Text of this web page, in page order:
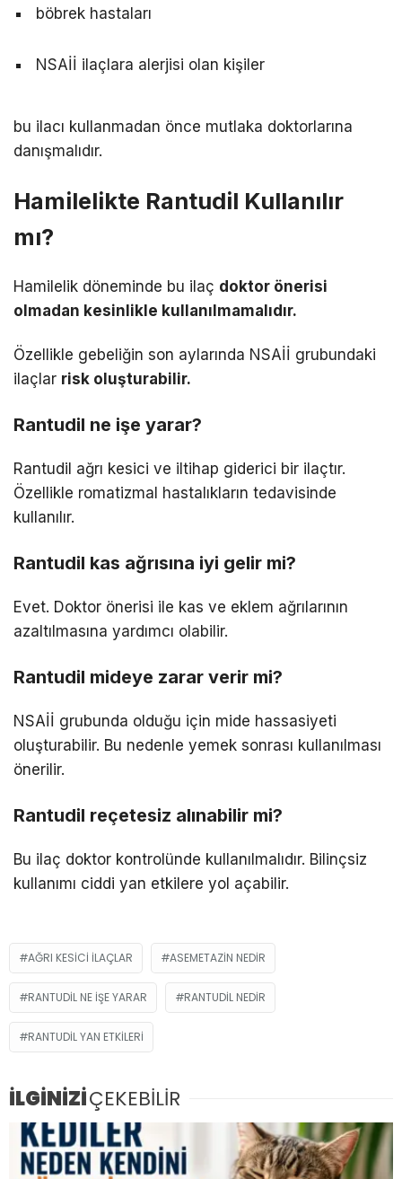
böbrek hastaları
NSAİİ ilaçlara alerjisi olan kişiler
bu ilacı kullanmadan önce mutlaka doktorlarına
danışmalıdır.
Hamilelikte Rantudil Kullanılır
mı?
Hamilelik döneminde bu ilaç doktor önerisi
olmadan kesinlikle kullanılmamalıdır.
Özellikle gebeliğin son aylarında NSAİİ grubundaki
ilaçlar risk oluşturabilir.
Rantudil ne işe yarar?
Rantudil ağrı kesici ve iltihap giderici bir ilaçtır.
Özellikle romatizmal hastalıkların tedavisinde
kullanılır.
Rantudil kas ağrısına iyi gelir mi?
Evet. Doktor önerisi ile kas ve eklem ağrılarının
azaltılmasına yardımcı olabilir.
Rantudil mideye zarar verir mi?
NSAİİ grubunda olduğu için mide hassasiyeti
oluşturabilir. Bu nedenle yemek sonrası kullanılması
önerilir.
Rantudil reçetesiz alınabilir mi?
Bu ilaç doktor kontrolünde kullanılmalıdır. Bilinçsiz
kullanımı ciddi yan etkilere yol açabilir.
AĞRI KESICI ILAÇLAR ASEMETAZIN NEDIR
RANTUDIL NE IŞE YARAR RANTUDIL NEDIR
RANTUDIL YAN ETKILERI
İLGİNİZİÇEKEBİLİR